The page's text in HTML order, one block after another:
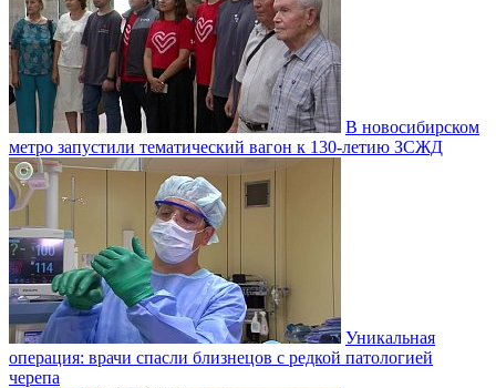
В новосибирском
метро запустили тематический вагон к 130-летию ЗСЖД
Уникальная
операция: врачи спасли близнецов с редкой патологией
черепа